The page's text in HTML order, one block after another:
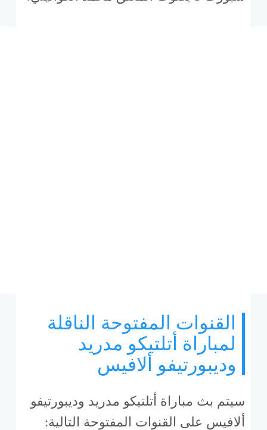
القنوات المفتوحة الناقلة
لمباراة أتلتيكو مدريد
وديبورتيفو ألافيس
سيتم بث مباراة أتلتيكو مدريد وديبورتيفو
ألافيس على القنوات المفتوحة التالية: